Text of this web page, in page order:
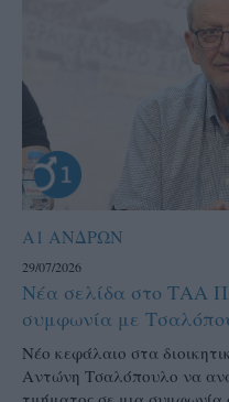
Α1 ΑΝΔΡΩΝ
29/07/2026
Νέα σελίδα στο ΤΑΑ
συμφωνία με
Νέο κεφάλαιο στα
Αντώνη Τσαλόπουλο να